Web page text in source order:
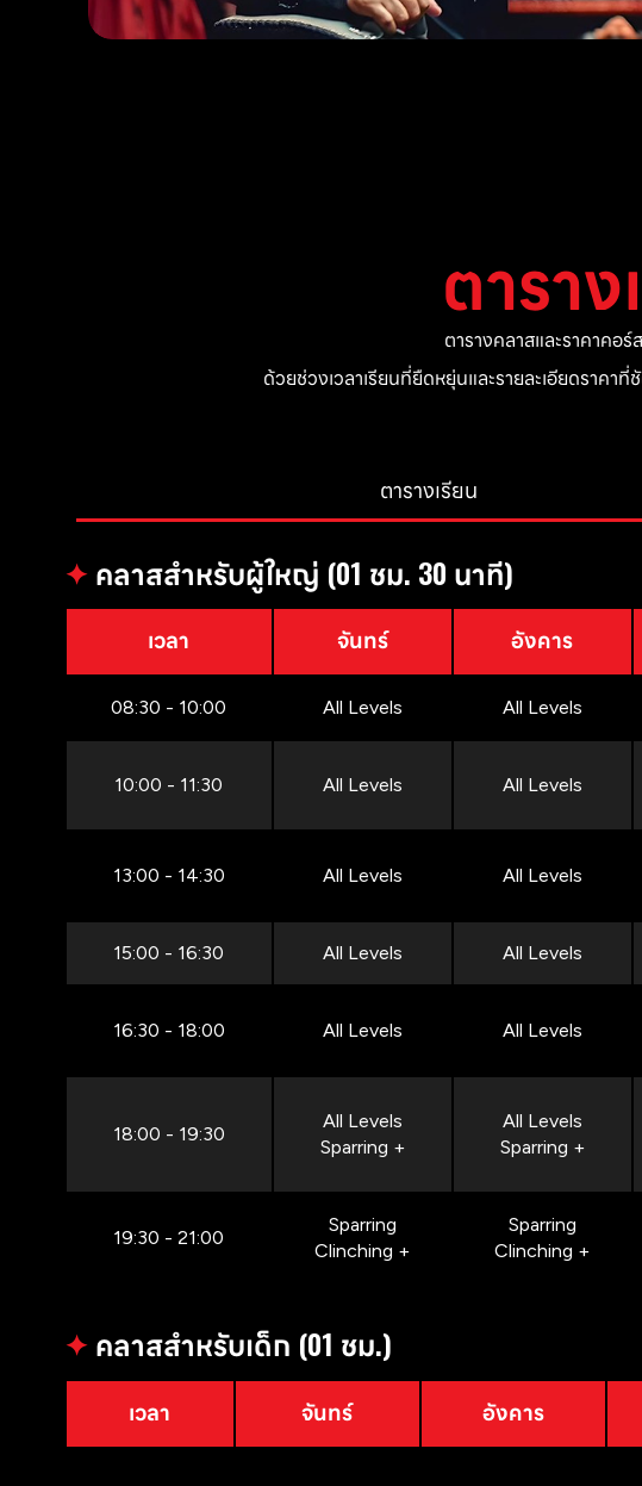
ตารา
ตารางคลาสและราคาคอ
ด้วยช่วงเวลาเรียนที่ยืดหยุ่นและรายละเอียดราค
ตารางเรียน
✦คลาสสำหรับผู้ใหญ่ (01 ชม. 30 นาที)
เวลา จันทร์ อังคาร
08:30 - 10:00 All Levels All Levels
10:00 - 11:30 All Levels All Levels
13:00 - 14:30 All Levels All Levels
15:00 - 16:30 All Levels All Levels
16:30 - 18:00 All Levels All Levels
18:00 - 19:30
All Levels
Sparring +
All Levels
Sparring +
19:30 - 21:00
Sparring
Clinching +
Sparring
Clinching +
✦คลาสสำหรับเด็ก (01 ชม.)
เวลา จันทร์ อังคาร